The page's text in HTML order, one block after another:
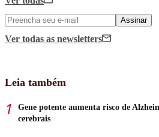
Assinar
Ver todas as newsletters
Leia também
Gene potente aumenta risco de
cerebrais